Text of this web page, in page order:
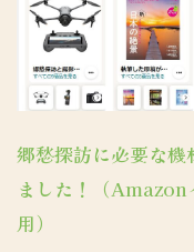
郷愁探訪に必要な
ました！（Amazon
用）